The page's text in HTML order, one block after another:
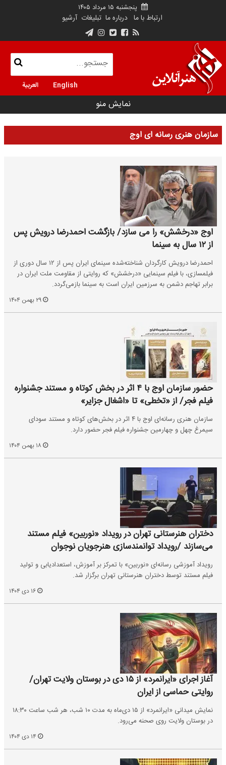
پنجشنبه ۱۵ مرداد ۱۴۰۵
ارتباط با ما درباره ما تبلیغات آرشیو
English العربية
نمایش منو
سازمان هنری رسانه ای اوج
اوج «درخشش» را می سازد/ بازگشت احمدرضا درویش پس
از ۱۲ سال به سینما
احمدرضا درویش کارگردان شناخته‌شده سینمای ایران پس از ۱۲ سال دوری از
فیلمسازی، با فیلم سینمایی «درخشش» که روایتی از مقاومت ملت ایران در
برابر تهاجم دشمن به سرزمین ایران است به سینما بازمی‌گردد.
حضور سازمان اوج با ۴ اثر در بخش کوتاه و مستند جشنواره
فیلم فجر/ از «تخطی» تا «اشغال جزایر»
سازمان هنری رسانه‌ای اوج با ۴ اثر در بخش‌های کوتاه و مستند سودای
سیمرغ چهل و چهارمین جشنواره فیلم فجر حضور دارد.
دختران هنرستانی تهران در رویداد «نوربین» فیلم مستند
می‌سازند /رویداد توانمندسازی هنرجویان نوجوان
رویداد آموزشی رسانه‌ای «نوربین» با تمرکز بر آموزش، استعدادیابی و تولید
فیلم مستند توسط دختران هنرستانی تهران برگزار شد.
آغاز اجرای «ایرانمرد» از ۱۵ دی در بوستان ولایت تهران/
روایتی حماسی از ایران
نمایش میدانی «ایرانمرد» از ۱۵ دی‌ماه به مدت ۱۰ شب، هر شب ساعت ۱۸:۳۰
در بوستان ولایت روی صحنه می‌رود.